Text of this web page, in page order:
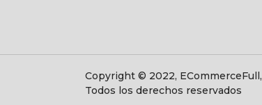
Copyright © 2022, ECommerceFull,
Todos los derechos reservados